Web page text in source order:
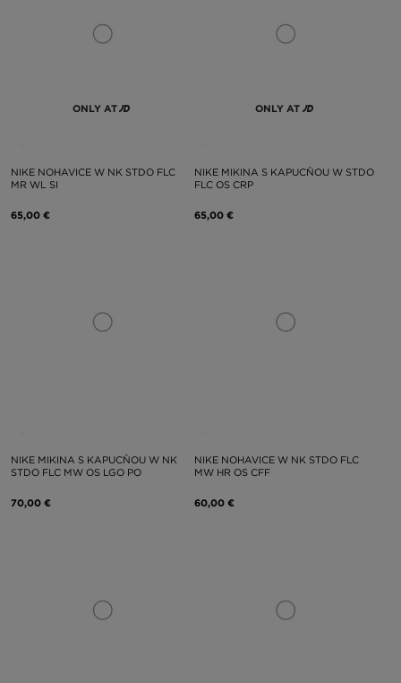
ONLY AT
NIKE NOHAVICE W NK STDO FLC
MR WL SI
65,00 €
ONLY AT
NIKE MIKINA S KAPUCŇOU W STDO
FLC OS CRP
65,00 €
NIKE MIKINA S KAPUCŇOU W NK
STDO FLC MW OS LGO PO
70,00 €
NIKE NOHAVICE W NK STDO FLC
MW HR OS CFF
60,00 €